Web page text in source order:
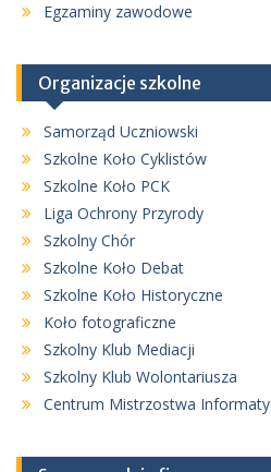
Egzaminy zawodowe
Organizacje szkolne
Samorząd Uczniowski
Szkolne Koło Cyklistów
Szkolne Koło PCK
Liga Ochrony Przyrody
Szkolny Chór
Szkolne Koło Debat
Szkolne Koło Historyczne
Koło fotograficzne
Szkolny Klub Mediacji
Szkolny Klub Wolontariusza
Centrum Mistrzostwa